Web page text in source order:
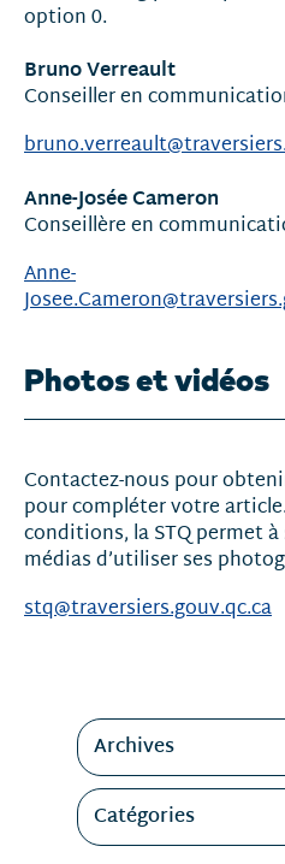
option 0.
Bruno Verreault
Conseiller en
Anne-Josée Cameron
Conseillère en
Anne-
Photos et vidéos
Contactez-nous pour
pour compléter votre
conditions, la STQ permet
médias d’utiliser ses
stq@traversiers.gouv.qc.ca
Filtres
Archives
Catégories